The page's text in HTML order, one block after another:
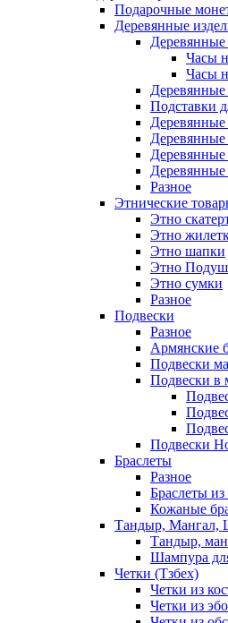
Подарочные
Деревянные
Часы
Часы
Подставки
Деревянные
Разное
Этнические
Этно
Этно
Этно шапки
Этно
Этно сумки
Разное
Подвески
Разное
Армянские
Подвески
Подвески в
Подвески
Браслеты
Разное
Браслеты из
Кожаные
Тандыр, Мангал,
Тандыр,
Шампура
Четки (Тзбех)
Четки из
Четки из